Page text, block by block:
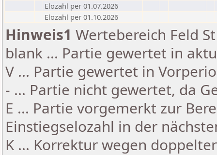
Elozahl per 01.07.2026
Elozahl per 01.10.2026
Hinweis1 Wertebereich Feld
blank ... Partie gewertet in
V ... Partie gewertet in
- ... Partie nicht gewertet, da
E ... Partie vorgemerkt zur
Einstiegselozahl in der
K ... Korrektur wegen